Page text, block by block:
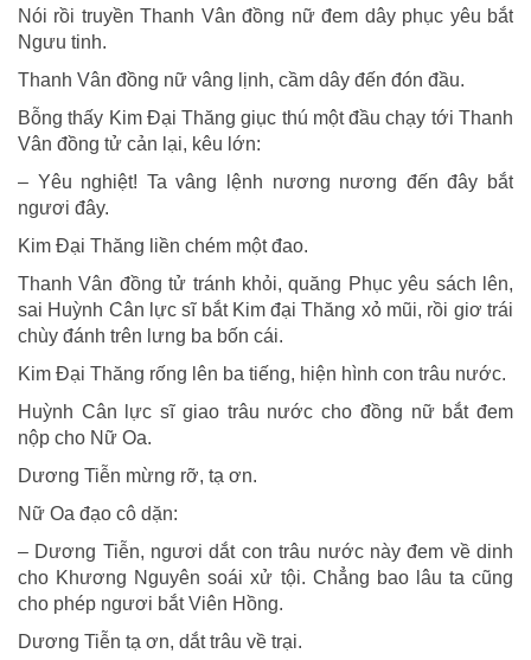
Nói rồi truyền Thanh Vân đồng nữ đem dây phục yêu bắt
Ngưu tinh.
Thanh Vân đồng nữ vâng lịnh, cầm dây đến đón đầu.
Bỗng thấy Kim Ðại Thăng giục thú một đầu chạy tới Thanh
Vân đồng tử cản lại, kêu lớn:
– Yêu nghiệt! Ta vâng lệnh nương nương đến đây bắt
ngươi đây.
Kim Ðại Thăng liền chém một đao.
Thanh Vân đồng tử tránh khỏi, quăng Phục yêu sách lên,
sai Huỳnh Cân lực sĩ bắt Kim đại Thăng xỏ mũi, rồi giơ trái
chùy đánh trên lưng ba bốn cái.
Kim Ðại Thăng rống lên ba tiếng, hiện hình con trâu nước.
Huỳnh Cân lực sĩ giao trâu nước cho đồng nữ bắt đem
nộp cho Nữ Oa.
Dương Tiễn mừng rỡ, tạ ơn.
Nữ Oa đạo cô dặn:
– Dương Tiễn, ngươi dắt con trâu nước này đem về dinh
cho Khương Nguyên soái xử tội. Chẳng bao lâu ta cũng
cho phép ngươi bắt Viên Hồng.
Dương Tiễn tạ ơn, dắt trâu về trại.